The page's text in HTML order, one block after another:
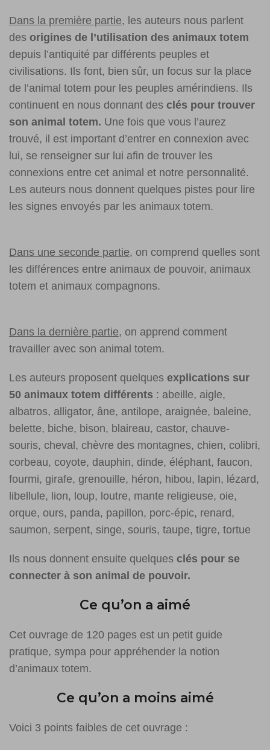
Dans la première partie, les auteurs nous parlent
des origines de l’utilisation des animaux totem
depuis l’antiquité par différents peuples et
civilisations. Ils font, bien sûr, un focus sur la place
de l’animal totem pour les peuples amérindiens. Ils
continuent en nous donnant des clés pour trouver
son animal totem. Une fois que vous l’aurez
trouvé, il est important d’entrer en connexion avec
lui, se renseigner sur lui afin de trouver les
connexions entre cet animal et notre personnalité.
Les auteurs nous donnent quelques pistes pour lire
les signes envoyés par les animaux totem.
Dans une seconde partie, on comprend quelles sont
les différences entre animaux de pouvoir, animaux
totem et animaux compagnons.
Dans la dernière partie, on apprend comment
travailler avec son animal totem.
Les auteurs proposent quelques explications sur
50 animaux totem différents : abeille, aigle,
albatros, alligator, âne, antilope, araignée, baleine,
belette, biche, bison, blaireau, castor, chauve-
souris, cheval, chèvre des montagnes, chien, colibri,
corbeau, coyote, dauphin, dinde, éléphant, faucon,
fourmi, girafe, grenouille, héron, hibou, lapin, lézard,
libellule, lion, loup, loutre, mante religieuse, oie,
orque, ours, panda, papillon, porc-épic, renard,
saumon, serpent, singe, souris, taupe, tigre, tortue
Ils nous donnent ensuite quelques clés pour se
connecter à son animal de pouvoir.
Ce qu’on a aimé
Cet ouvrage de 120 pages est un petit guide
pratique, sympa pour appréhender la notion
d’animaux totem.
Ce qu’on a moins aimé
Voici 3 points faibles de cet ouvrage :